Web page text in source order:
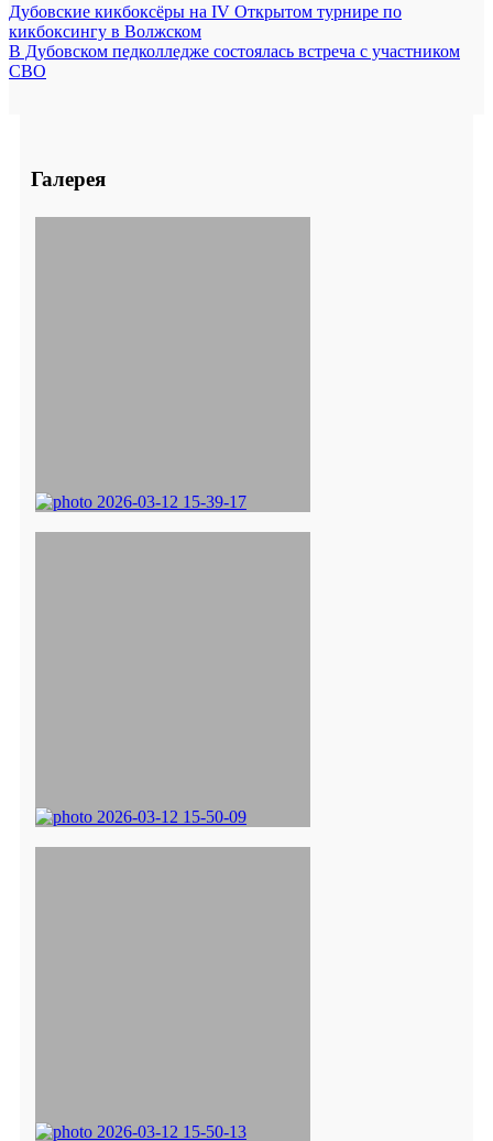
Дубовские кикбоксёры на IV Открытом турнире по
кикбоксингу в Волжском
В Дубовском педколледже состоялась встреча с участником
СВО
Галерея